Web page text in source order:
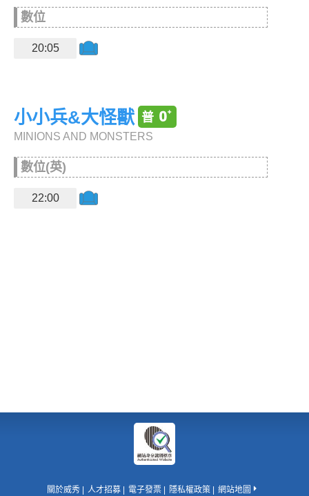
數位
20:05
小小兵&大怪獸
MINIONS AND MONSTERS
數位(英)
22:00
關於威秀 人才招募 電子發票 隱私權政策 網站地圖